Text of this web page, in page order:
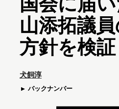
山添拓議
方針を検証
犬飼淳
バックナンバー